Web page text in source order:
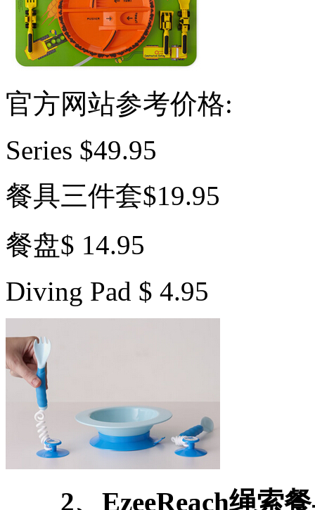
官方网站参考价格:
Series $49.95
餐具三件套$19.95
餐盘$ 14.95
Diving Pad $ 4.95
2、EzeeReach绳索